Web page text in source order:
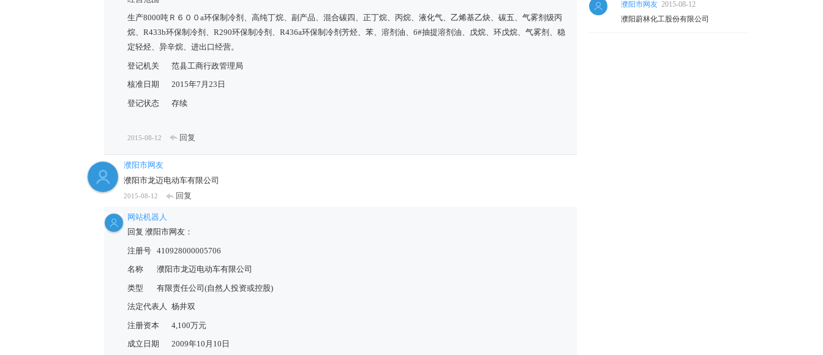
生产8000吨Ｒ６００a环保制冷剂、高纯丁烷、副产品、混合碳四、正丁烷、丙烷、液化气、乙烯基乙炔、碳五、气雾剂级丙
烷、R433b环保制冷剂、R290环保制冷剂、R436a环保制冷剂芳烃、苯、溶剂油、6#抽提溶剂油、戊烷、环戊烷、气雾剂、稳
定轻烃、异辛烷、进出口经营。
登记机关 范县工商行政管理局
核准日期 2015年7月23日
登记状态 存续
2015-08-12 回复
濮阳市网友
濮阳市龙迈电动车有限公司
2015-08-12 回复
网站机器人
回复 濮阳市网友：
注册号 410928000005706
名称 濮阳市龙迈电动车有限公司
类型 有限责任公司(自然人投资或控股)
法定代表人 杨井双
注册资本 4,100万元
成立日期 2009年10月10日
濮阳市网友 2015-08-12
濮阳蔚林化工股份有限公司